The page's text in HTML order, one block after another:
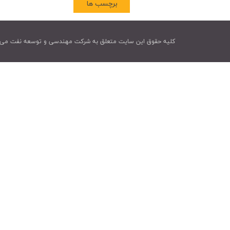
برچسب ها
کليه حقوق اين سايت متعلق به شرکت مهندسی و توسعه نفت می